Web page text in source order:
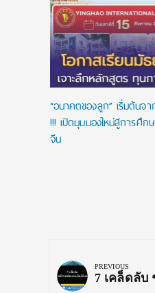
“อนาคตของลูก” เริ่มต้นจา
!!! เปิดมุมมองใหม่สู่การศึก
จีน
PREVIOUS
Previous
7 เคล็ดลับ